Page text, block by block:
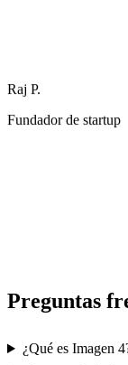
Fundador de startup
Preguntas
¿Qué es Imagen